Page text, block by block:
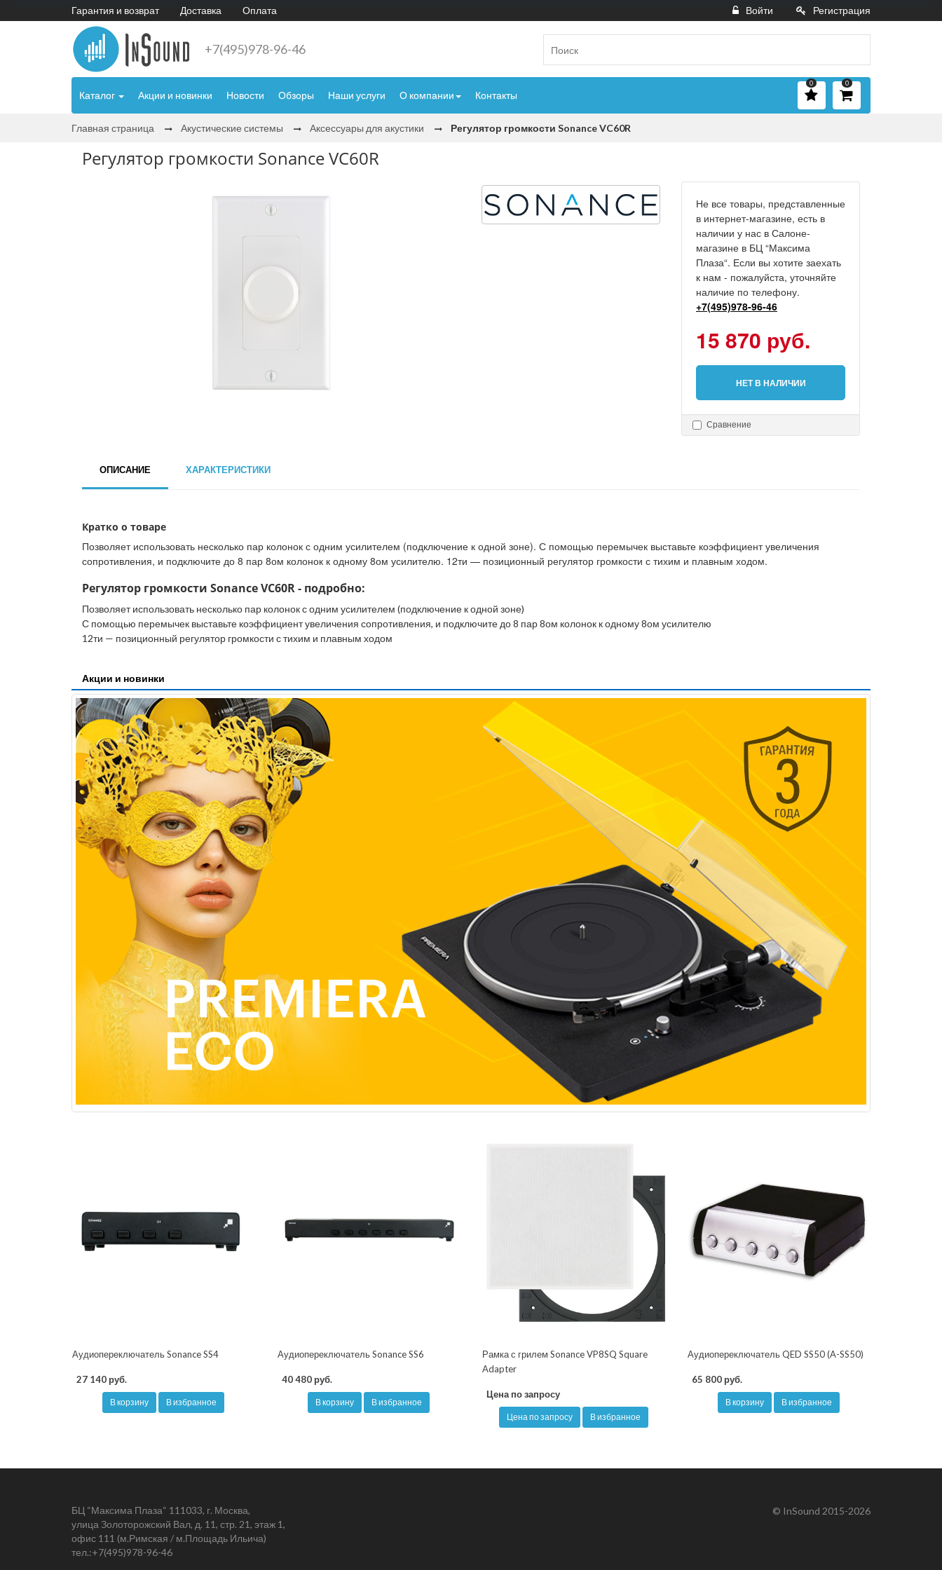
Гарантия и возврат Доставка Оплата Войти Регистрация
+7(495)978-96-46
Каталог Акции и новинки Новости Обзоры Наши услуги О компании Контакты
0
0
Главная страница Акустические системы Аксессуары для акустики Регулятор громкости Sonance VC60R
Регулятор громкости Sonance VC60R
Не все товары, представленные
в интернет-магазине, есть в
наличии у нас в Салоне-
магазине в БЦ “Максима
Плаза“. Если вы хотите заехать
к нам - пожалуйста, уточняйте
наличие по телефону.
+7(495)978-96-46
15 870 руб.
НЕТ В НАЛИЧИИ
Сравнение
ОПИСАНИЕ ХАРАКТЕРИСТИКИ
Кратко о товаре
Позволяет использовать несколько пар колонок с одним усилителем (подключение к одной зоне). С помощью перемычек выставьте коэффициент увеличения
сопротивления, и подключите до 8 пар 8ом колонок к одному 8ом усилителю. 12ти — позиционный регулятор громкости с тихим и плавным ходом.
Регулятор громкости Sonance VC60R - подробно:
Позволяет использовать несколько пар колонок с одним усилителем (подключение к одной зоне)
С помощью перемычек выставьте коэффициент увеличения сопротивления, и подключите до 8 пар 8ом колонок к одному 8ом усилителю
12ти — позиционный регулятор громкости с тихим и плавным ходом
Акции и новинки
Аудиопереключатель Sonance SS4
27 140 руб.
В корзину В избранное
Аудиопереключатель Sonance SS6
40 480 руб.
В корзину В избранное
Рамка с грилем Sonance VP8SQ Square
Adapter
Цена по запросу
Цена по запросу В избранное
Аудиопереключатель QED SS50 (A-SS50)
65 800 руб.
В корзину В избранное
БЦ “Максима Плаза“ 111033, г. Москва,
улица Золоторожский Вал, д. 11, стр. 21, этаж 1,
офис 111 (м.Римская / м.Площадь Ильича)
тел.:+7(495)978-96-46
© InSound 2015-2026